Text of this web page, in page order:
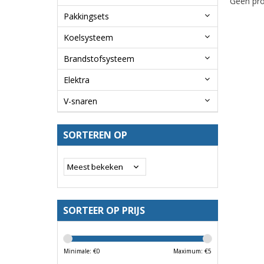
Pakkingsets
Koelsysteem
Brandstofsysteem
Elektra
V-snaren
SORTEREN OP
SORTEER OP PRIJS
Minimale: €0 Maximum: €5